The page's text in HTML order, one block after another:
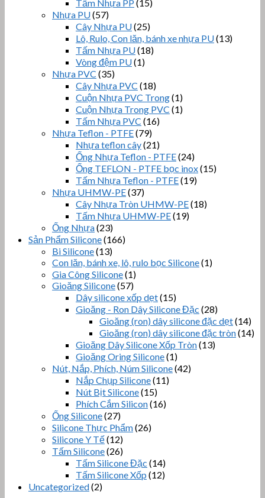
Tấm Nhựa PP (15)
Nhựa PU(57)
Cây Nhựa PU(25)
Lô, Rulo, Con lăn, bánh xe nhựa PU(13)
Tấm Nhựa PU(18)
Vòng đệm PU(1)
Nhựa PVC (35)
Cây Nhựa PVC (18)
Cuộn Nhựa PVC Trong(1)
Cuộn Nhựa Trong PVC (1)
Tấm Nhựa PVC (16)
Nhựa Teflon - PTFE(79)
Nhựa teflon cây(21)
Ống Nhựa Teflon - PTFE(24)
Ống TEFLON - PTFE bọc inox(15)
Tấm Nhựa Teflon - PTFE(19)
Nhựa UHMW-PE(37)
Cây Nhựa Tròn UHMW-PE(18)
Tấm Nhựa UHMW-PE(19)
Ống Nhựa(23)
Sản Phẩm Silicone(166)
Bi Silicone(13)
Con lăn, bánh xe, lô, rulo bọc Silicone(1)
Gia Công Silicone(1)
Gioăng Silicone(57)
Dây silicone xốp dẹt(15)
Gioăng - Ron Dây Silicone Đặc (28)
Gioăng (ron) dây silicone đặc dẹt(14)
Gioăng (ron) dây silicone đặc tròn(14)
Gioăng Dây Silicone Xốp Tròn(13)
Gioăng Oring Silicone(1)
Nút, Nắp, Phích, Núm Silicone(42)
Nắp Chụp Silicone(11)
Nút Bịt Silicone(15)
Phích Cắm Silicon(16)
Ống Silicone(27)
Silicone Thực Phẩm(26)
Silicone Y Tế(12)
Tấm Silicone(26)
Tấm Silicone Đặc (14)
Tấm Silicone Xốp (12)
Uncategorized(2)